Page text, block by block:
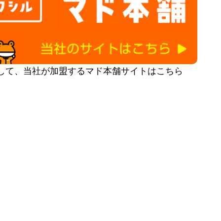
て、当社が加盟するマド本舗サイトはこちら